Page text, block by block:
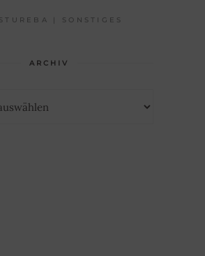
| SONSTIGES
ARCHIV